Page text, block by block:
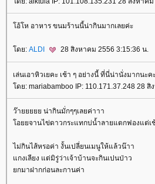
อ้โห อาหาร ขนมร้านนี้น่ากินมากเลยค่ะ
ดย: ALDI 28 สิงหาคม 2556 3:15:36 น.
เล่นเอาหิวเยคะ เช้า ๆ อย่างนี้ ที่นี่น่านั่งมากนะค
ดย: mariabamboo IP: 110.171.37.248 28 สิ
ว๊ายยยยย น่ากินมั่กๆๆเลยค่าาา
อยยจานไข่ดาวกระแทกบ่น้ำลายแตกฟองแต่เ
ไม่กินไส้หรอค่า งั้นเปลี่ยนเมนูให้แล้วน๊าา
กงเลียง แต่มิรู่ว่าเจ้าบ้านจะกินเปนป่าว
กมาฝากก่อนละกานค่า